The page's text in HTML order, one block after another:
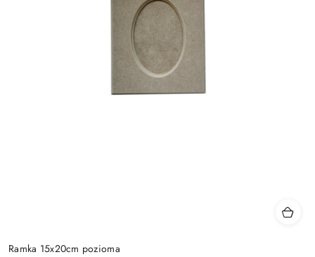
Ramka 15x20cm pozioma